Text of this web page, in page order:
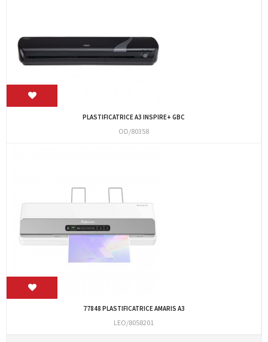
PLASTIFICATRICE A3 INSPIRE+ GBC
OD/80358
77848 PLASTIFICATRICE AMARIS A3
LEO/8058201